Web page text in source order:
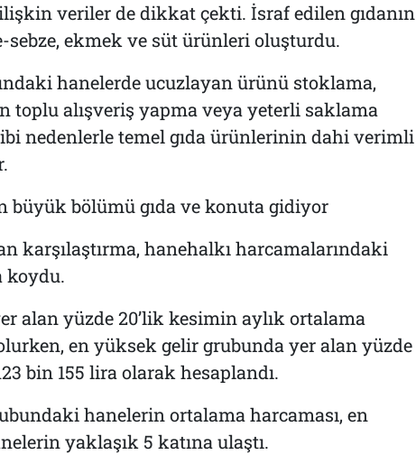
veriler de dikkat çekti. İsraf edilen gıdanın
sebze, ekmek ve süt ürünleri oluşturdu.
hanelerde ucuzlayan ürünü stoklama,
toplu alışveriş yapma veya yeterli saklama
nedenlerle temel gıda ürünlerinin dahi verimli
büyük bölümü gıda ve konuta gidiyor
karşılaştırma, hanehalkı harcamalarındaki
koydu.
alan yüzde 20’lik kesimin aylık ortalama
en yüksek gelir grubunda yer alan yüzde
bin 155 lira olarak hesaplandı.
hanelerin ortalama harcaması, en
yaklaşık 5 katına ulaştı.